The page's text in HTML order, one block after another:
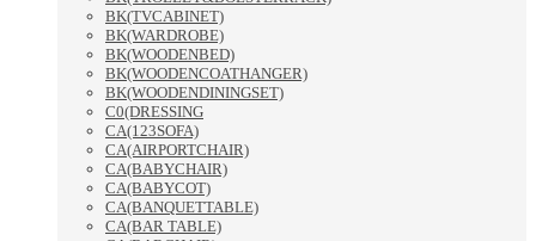
BK(TVCABINET)
BK(WARDROBE)
BK(WOODENBED)
BK(WOODENCOATHANGER)
BK(WOODENDININGSET)
C0(DRESSING
CA(123SOFA)
CA(AIRPORTCHAIR)
CA(BABYCHAIR)
CA(BABYCOT)
CA(BANQUETTABLE)
CA(BAR TABLE)